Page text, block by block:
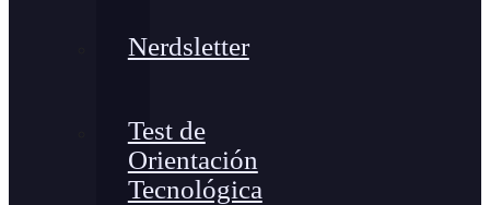
Nerdsletter
Test de
Orientación
Tecnológica